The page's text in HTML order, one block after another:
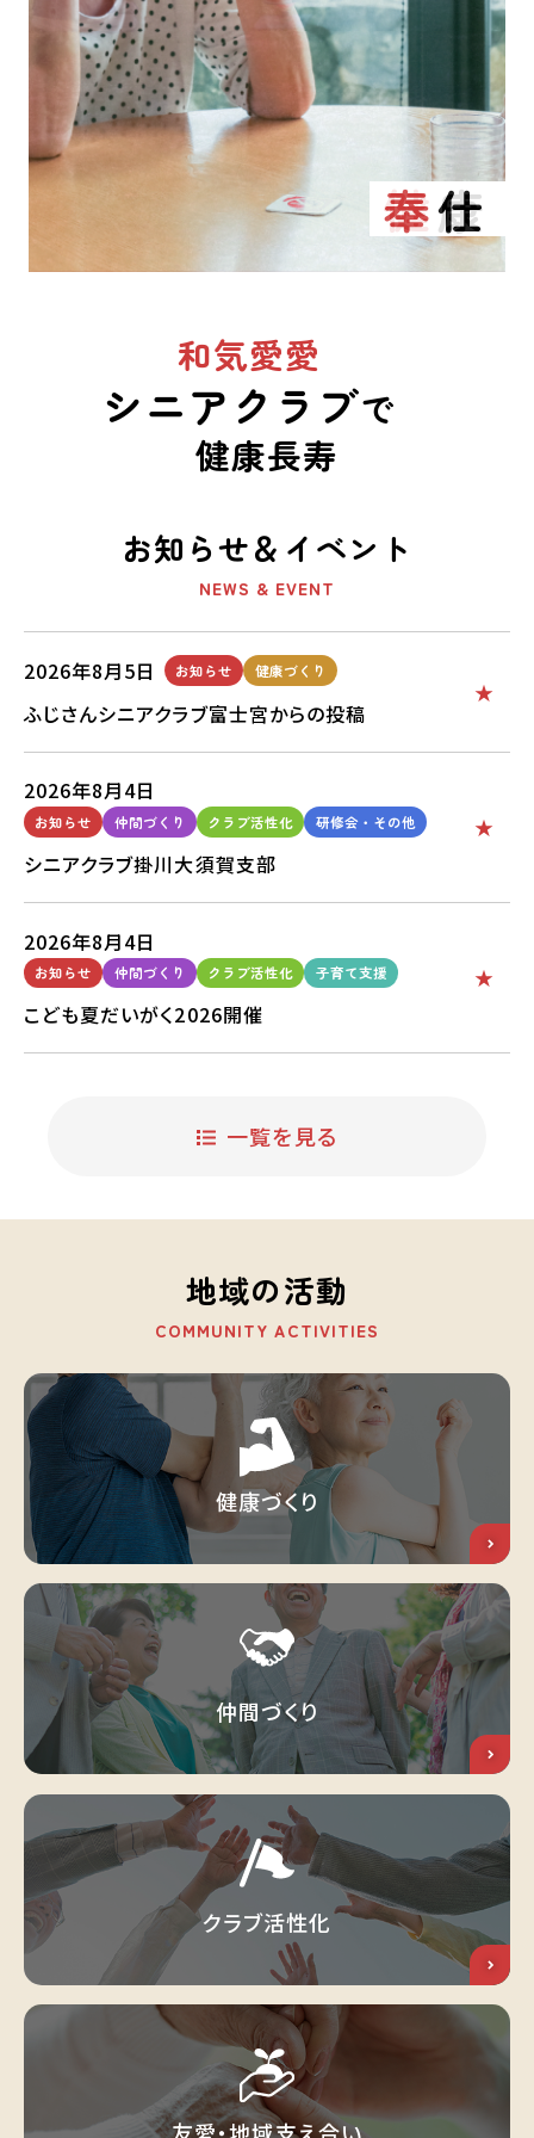
奉仕
友愛
健康
奉仕
和気愛愛
シニアクラブで
健康長寿
お知らせ＆イベント
NEWS & EVENT
2026年8月5日 お知らせ 健康づくり
ふじさんシニアクラブ富士宮からの投稿
2026年8月4日
お知らせ 仲間づくり クラブ活性化 研修会・その他
シニアクラブ掛川大須賀支部
2026年8月4日
お知らせ 仲間づくり クラブ活性化 子育て支援
こども夏だいがく2026開催
一覧を見る
地域の活動
COMMUNITY ACTIVITIES
健康づくり
仲間づくり
クラブ活性化